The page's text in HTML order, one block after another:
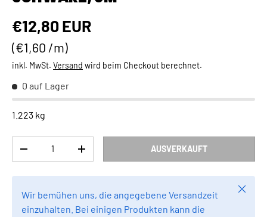
Normaler Preis
€12,80 EUR
Grundpreis
€1,60 /m
inkl. MwSt. Versand wird beim Checkout berechnet.
0 auf Lager
1.223 kg
MENGE VERRINGERNMENGE ERHÖHEN AUSVERKAUFT
Wir bemühen uns, die angegebene Versandzeit
einzuhalten. Bei einigen Produkten kann die